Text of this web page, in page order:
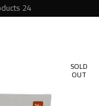
24 Products
SOLD
OUT